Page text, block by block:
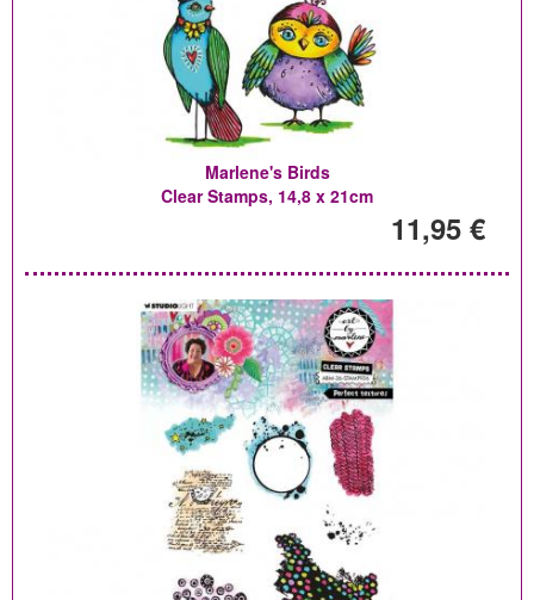
Marlene's Birds
Clear Stamps, 14,8 x 21cm
11,95 €